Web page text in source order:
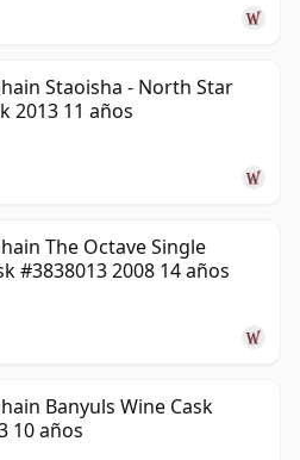
Staoisha - North Star
2013 11 años
The Octave Single
#3838013 2008 14 años
Banyuls Wine Cask
10 años